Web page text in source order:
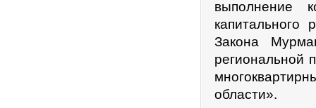
выполнение
капитального
Закона
региональной
области».